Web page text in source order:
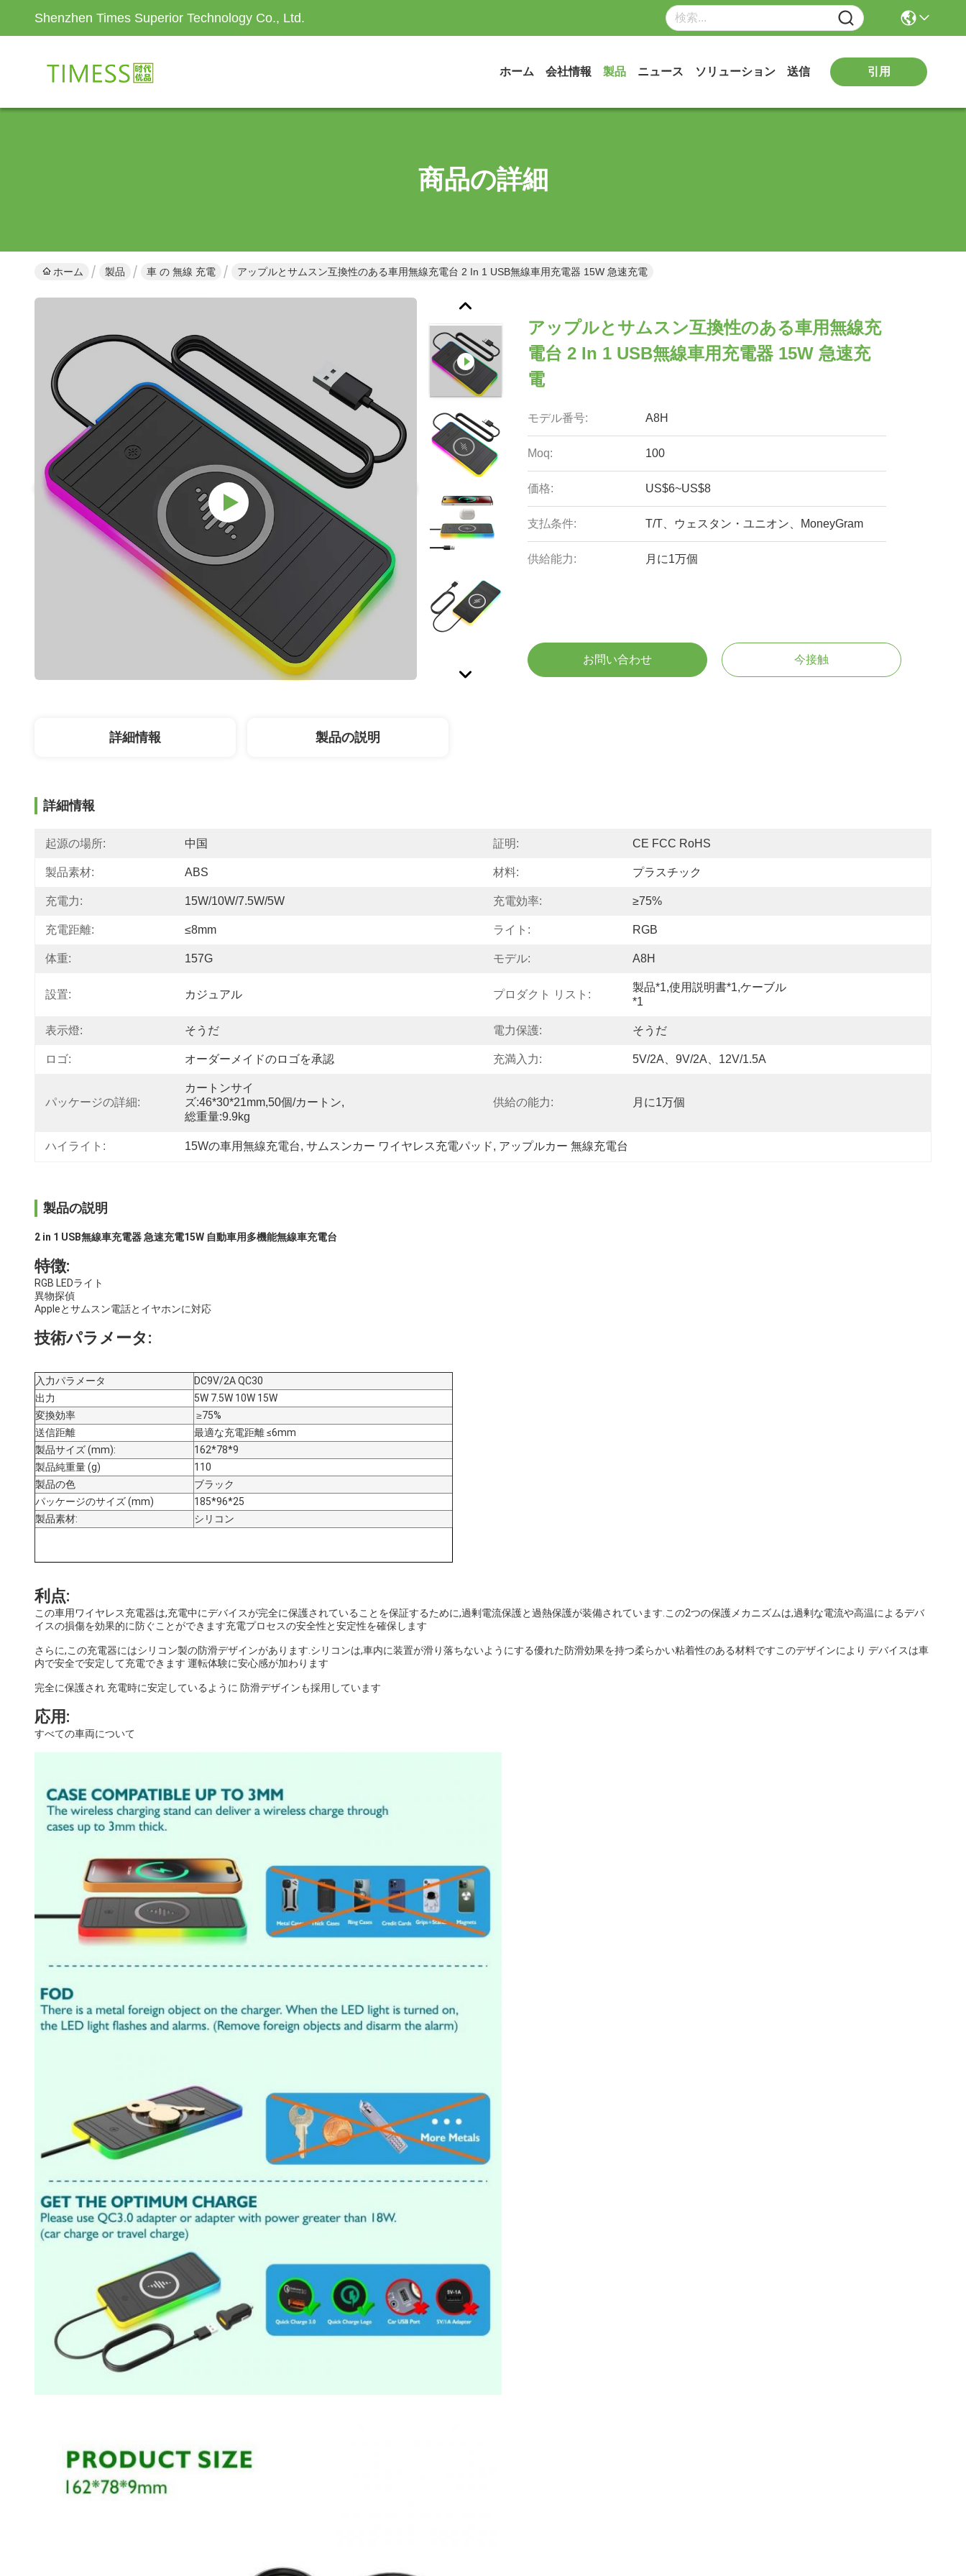
Shenzhen Times Superior Technology Co., Ltd.
ホーム 会社情報 製品 ニュース ソリューション 送信 引用
商品の詳細
ホーム 製品 車 の 無線 充電 アップルとサムスン互換性のある車用無線充電台 2 In 1 USB無線車用充電器 15W 急速充電
アップルとサムスン互換性のある車用無線充
電台 2 In 1 USB無線車用充電器 15W 急速充
電
モデル番号: A8H
Moq: 100
価格: US$6~US$8
支払条件: T/T、ウェスタン・ユニオン、MoneyGram
供給能力: 月に1万個
お問い合わせ 今接触
詳細情報 製品の説明
詳細情報
起源の場所: 中国 証明: CE FCC RoHS
製品素材: ABS 材料: プラスチック
充電力: 15W/10W/7.5W/5W 充電効率: ≥75%
充電距離: ≤8mm ライト: RGB
体重: 157G モデル: A8H
設置: カジュアル プロダクト リスト:
製品*1,使用説明書*1,ケーブル
*1
表示燈: そうだ 電力保護: そうだ
ロゴ: オーダーメイドのロゴを承認 充満入力: 5V/2A、9V/2A、12V/1.5A
パッケージの詳細:
カートンサイ
ズ:46*30*21mm,50個/カートン,
総重量:9.9kg
供給の能力: 月に1万個
ハイライト: 15Wの車用無線充電台, サムスンカー ワイヤレス充電パッド, アップルカー 無線充電台
製品の説明
2 in 1 USB無線車充電器 急速充電15W 自動車用多機能無線車充電台
特徴:
RGB LEDライト
異物探偵
Appleとサムスン電話とイヤホンに対応
技術パラメータ:
入力パラメータ
DC9V/2A QC30
出力
5W 7.5W 10W 15W
変換効率
≥75%
送信距離
最適な充電距離 ≤6mm
製品サイズ (mm):
162*78*9
製品純重量 (g)
110
製品の色
ブラック
パッケージのサイズ (mm)
185*96*25
製品素材:
シリコン
利点:
この車用ワイヤレス充電器は,充電中にデバイスが完全に保護されていることを保証するために,過剰電流保護と過熱保護が装備されています.この2つの保護メカニズムは,過剰な電流や高温によるデバ
イスの損傷を効果的に防ぐことができます充電プロセスの安全性と安定性を確保します
さらに,この充電器にはシリコン製の防滑デザインがあります.シリコンは,車内に装置が滑り落ちないようにする優れた防滑効果を持つ柔らかい粘着性のある材料ですこのデザインにより デバイスは車
内で安全で安定して充電できます 運転体験に安心感が加わります
完全に保護され 充電時に安定しているように 防滑デザインも採用しています
応用:
すべての車両について